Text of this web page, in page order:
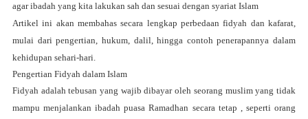
agar ibadah yang kita lakukan sah dan sesuai dengan syariat Islam
Artikel ini akan membahas secara lengkap perbedaan fidyah dan kafarat,
mulai dari pengertian, hukum, dalil, hingga contoh penerapannya dalam
kehidupan sehari-hari.
Pengertian Fidyah dalam Islam
Fidyah adalah tebusan yang wajib dibayar oleh seorang muslim yang tidak
mampu menjalankan ibadah puasa Ramadhan secara tetap , seperti orang